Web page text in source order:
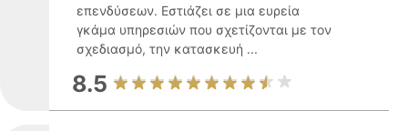
επενδύσεων. Εστιάζει σε μια ευρεία
γκάμα υπηρεσιών που σχετίζονται με τον
σχεδιασμό, την κατασκευή ...
8.5